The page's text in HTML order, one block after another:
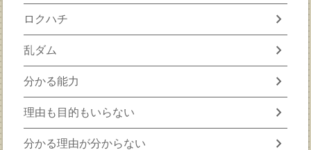
ロクハチ chevron_right
乱ダム chevron_right
分かる能力 chevron_right
理由も目的もいらない chevron_right
分かる理由が分からない chevron_right